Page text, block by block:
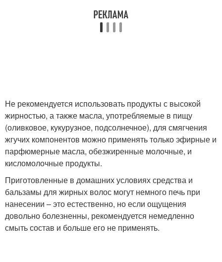
Не рекомендуется использовать продукты с высокой
жирностью, а также масла, употребляемые в пищу
(оливковое, кукурузное, подсолнечное), для смягчения
жгучих компонентов можно применять только эфирные и
парфюмерные масла, обезжиренные молочные, и
кисломолочные продукты.
Приготовленные в домашних условиях средства и
бальзамы для жирных волос могут немного печь при
нанесении – это естественно, но если ощущения
довольно болезненны, рекомендуется немедленно
смыть состав и больше его не применять.